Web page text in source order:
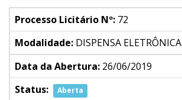
Processo Licitário Nº: 72
Modalidade: DISPENSA ELETRÔNICA
Data da Abertura: 26/06/2019
Status:
Aberta